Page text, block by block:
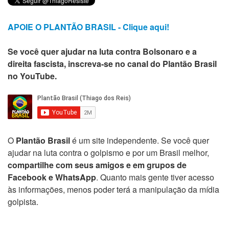
APOIE O PLANTÃO BRASIL - Clique aqui!
Se você quer ajudar na luta contra Bolsonaro e a
direita fascista, inscreva-se no canal do Plantão Brasil
no YouTube.
O Plantão Brasilé um site independente. Se você quer
ajudar na luta contra o golpismo e por um Brasil melhor,
compartilhe com seus amigos e em grupos de
Facebook e WhatsApp. Quanto mais gente tiver acesso
às informações, menos poder terá a manipulação da mídia
golpista.